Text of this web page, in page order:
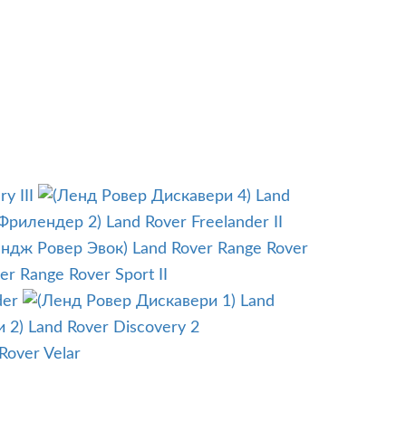
III
Land
Land Rover Freelander II
Land Rover Range Rover
Range Rover Sport II
Land
Land Rover Discovery 2
Velar